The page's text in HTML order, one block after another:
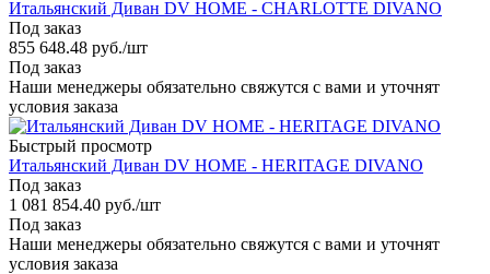
Итальянский Диван DV HOME - CHARLOTTE DIVANO
Под заказ
855 648.48 руб./шт
Под заказ
Наши менеджеры обязательно свяжутся с вами и уточнят
условия заказа
Быстрый просмотр
Итальянский Диван DV HOME - HERITAGE DIVANO
Под заказ
1 081 854.40 руб./шт
Под заказ
Наши менеджеры обязательно свяжутся с вами и уточнят
условия заказа